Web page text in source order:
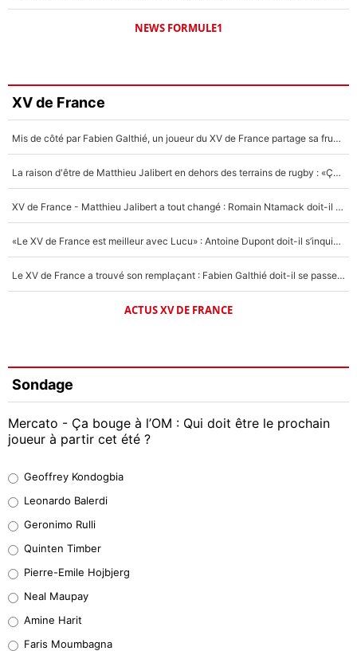
NEWS FORMULE1
XV de France
Mis de côté par Fabien Galthié, un joueur du XV de France partage sa frustration : «ils ne me l’ont pas dit tout de suite»
La raison d'être de Matthieu Jalibert en dehors des terrains de rugby : «Ça m'atteint autant que si tu touches à un membre de ma famille»
XV de France - Matthieu Jalibert a tout changé : Romain Ntamack doit-il s’inquiéter pour sa place à un an de la Coupe du monde ?
«Le XV de France est meilleur avec Lucu» : Antoine Dupont doit-il s’inquiéter pour sa place ?
Le XV de France a trouvé son remplaçant : Fabien Galthié doit-il se passer d'Antoine Dupont ?
ACTUS XV DE FRANCE
Sondage
Mercato - Ça bouge à l’OM : Qui doit être le prochain
joueur à partir cet été ?
38%
32%
5%
1%
Geoffrey Kondogbia
Leonardo Balerdi
Geronimo Rulli
Quinten Timber
Pierre-Emile Hojbjerg
Neal Maupay
Amine Harit
Faris Moumbagna